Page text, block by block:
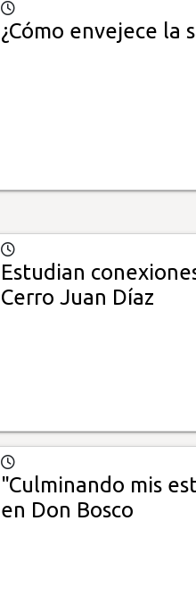
¿Cómo envejece la
Estudian
Cerro Juan Díaz
"Culminando mis
en Don Bosco